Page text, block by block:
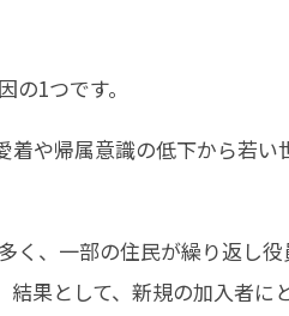
1つです。
や帰属意識の低下から若い
く、一部の住民が繰り返し役
果として、新規の加入者に